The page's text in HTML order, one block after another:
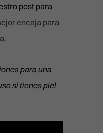
post para
encaja para
para una
si tienes piel